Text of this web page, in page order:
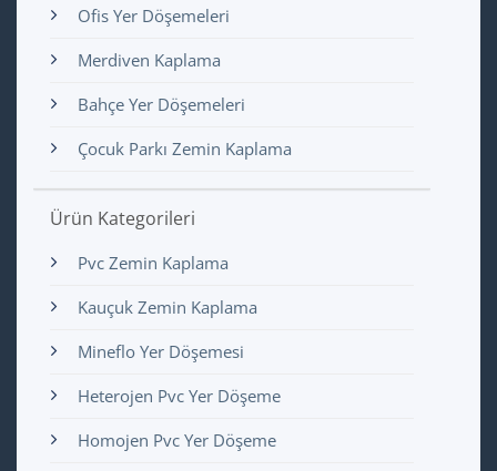
Ofis Yer Döşemeleri
Merdiven Kaplama
Bahçe Yer Döşemeleri
Çocuk Parkı Zemin Kaplama
Ürün Kategorileri
Pvc Zemin Kaplama
Kauçuk Zemin Kaplama
Mineflo Yer Döşemesi
Heterojen Pvc Yer Döşeme
Homojen Pvc Yer Döşeme